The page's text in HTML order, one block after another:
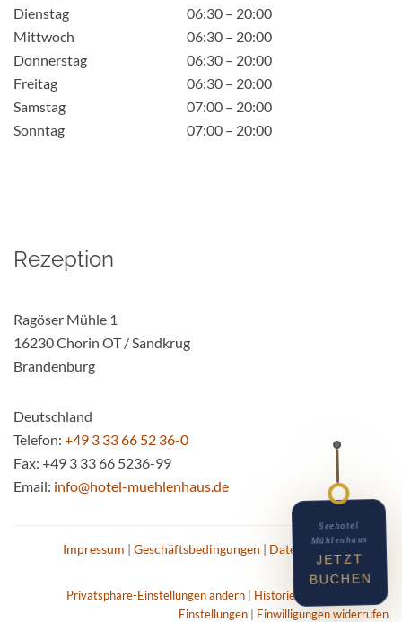
Seehotel
Mühlenhaus
JETZT
BUCHEN
Dienstag
06:30 – 20:00
Mittwoch
06:30 – 20:00
Donnerstag
06:30 – 20:00
Freitag
06:30 – 20:00
Samstag
07:00 – 20:00
Sonntag
07:00 – 20:00
Rezeption
Ragöser Mühle 1
16230 Chorin OT / Sandkrug
Brandenburg
Deutschland
Telefon: +49 3 33 66 52 36-0
Fax: +49 3 33 66 5236-99
Email: info@hotel-muehlenhaus.de
Impressum | Geschäftsbedingungen | Datenschutz
Privatsphäre-Einstellungen ändern
Historie der Privatsphäre-
Einstellungen
Einwilligungen widerrufen